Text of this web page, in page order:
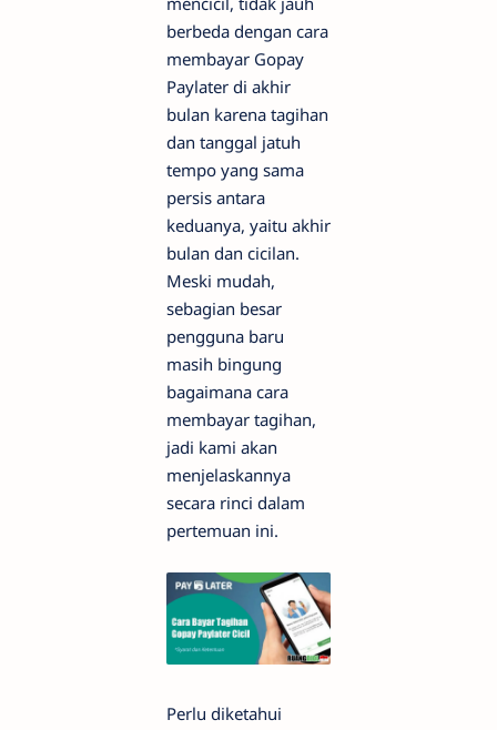
berbeda dengan cara
membayar Gopay
Paylater di akhir
bulan karena tagihan
dan tanggal jatuh
tempo yang sama
persis antara
keduanya, yaitu akhir
bulan dan cicilan.
Meski mudah,
sebagian besar
pengguna baru
masih bingung
bagaimana cara
membayar tagihan,
jadi kami akan
menjelaskannya
secara rinci dalam
pertemuan ini.
Perlu diketahui